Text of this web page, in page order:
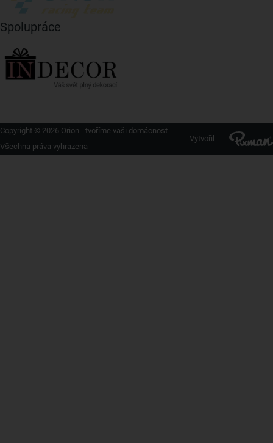
Spolupráce
Copyright © 2026 Orion - tvoříme vaši domácnost
Všechna práva vyhrazena
Vytvořil